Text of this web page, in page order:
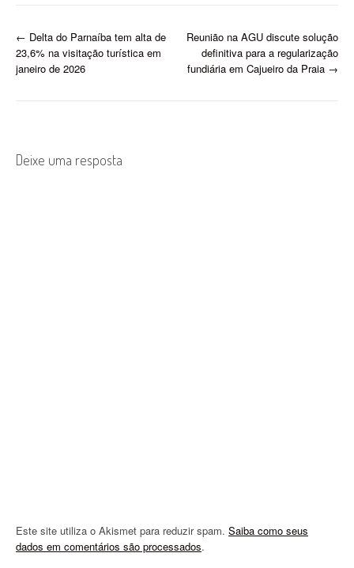
P
o
n
← Delta do Parnaíba tem alta de
23,6% na visitação turística em
janeiro de 2026
Reunião na AGU discute solução
definitiva para a regularização
fundiária em Cajueiro da Praia →
Deixe uma resposta
Este site utiliza o Akismet para reduzir spam. Saiba como seus
dados em comentários são processados.